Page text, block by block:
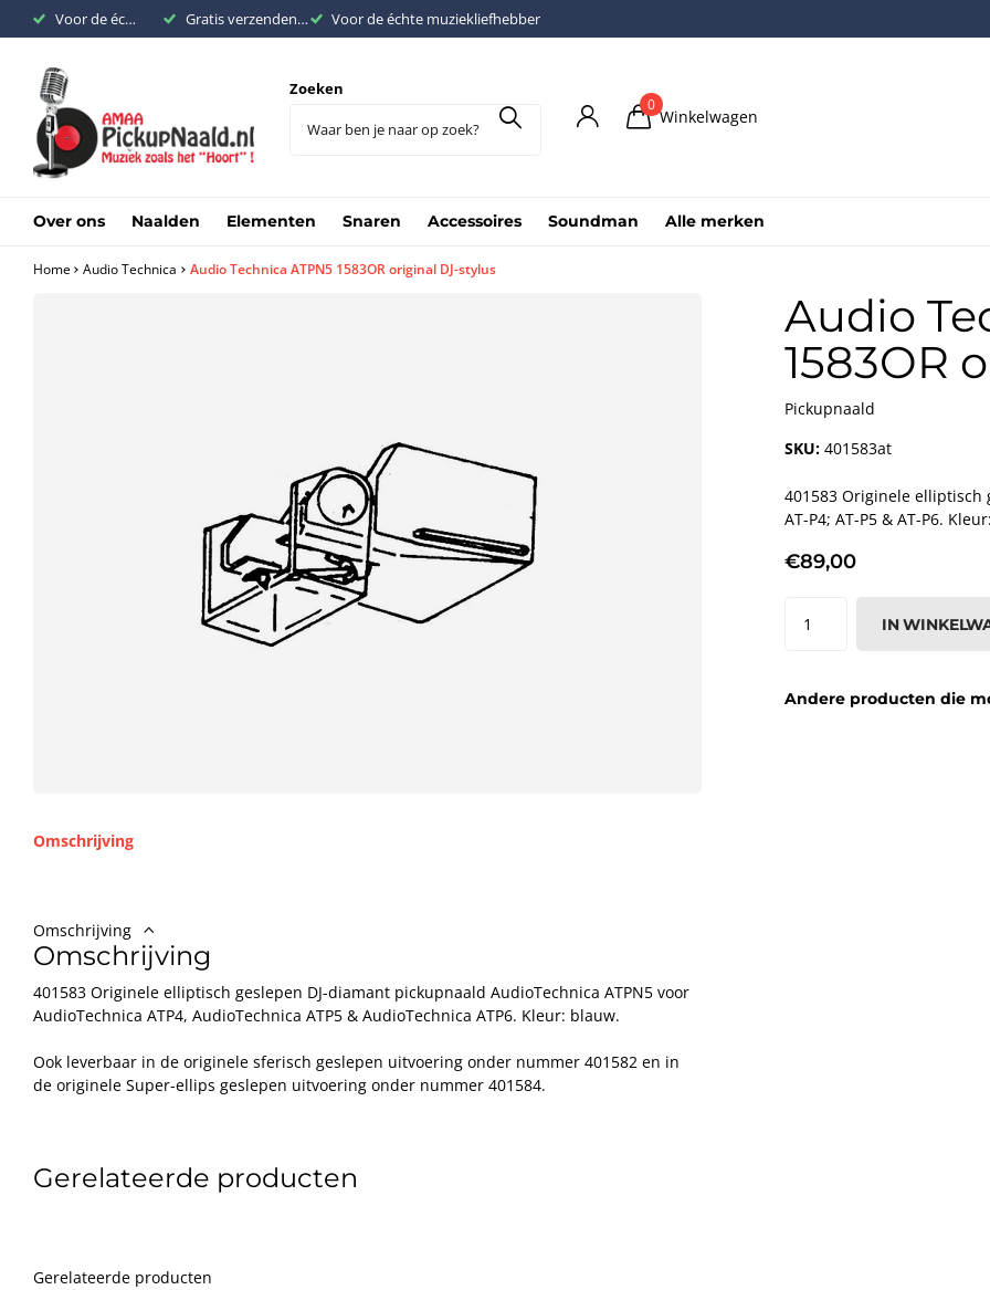
Voor de échte muziekliefhebber Gratis verzenden binnen Nederland vanaf €200,- Voor de échte muziekliefhebber
Zoeken
0
Winkelwagen
Over ons Naalden Elementen Snaren Accessoires Soundman Alle merken
Home Audio Technica Audio Technica ATPN5 1583OR original DJ-stylus
Omschrijving
Omschrijving
Omschrijving
401583 Originele elliptisch geslepen DJ-diamant pickupnaald AudioTechnica ATPN5 voor
AudioTechnica ATP4, AudioTechnica ATP5 & AudioTechnica ATP6. Kleur: blauw.
Ook leverbaar in de originele sferisch geslepen uitvoering onder nummer 401582 en in
de originele Super-ellips geslepen uitvoering onder nummer 401584.
Audio
1583OR
Pickupnaald
SKU:401583at
401583 Originele elliptisch
AT-P4; AT-P5 & AT-P6.
€89,00
IN
Andere producten die
Gerelateerde producten
Gerelateerde producten